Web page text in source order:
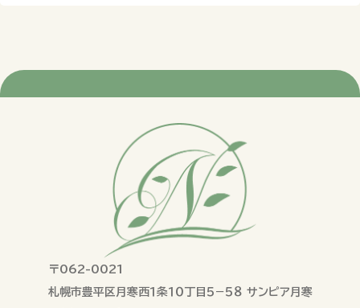
〒062-0021
札幌市豊平区月寒西１条１０丁目５−５８ サンピア月寒